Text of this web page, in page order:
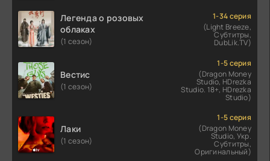
Легенда о розовых
облаках
(1 сезон)
1-34 серия
(Light Breeze,
Субтитры,
DubLik.TV)
Вестис
(1 сезон)
1-5 серия
(Dragon Money
Studio, HDrezka
Studio. 18+, HDrezka
Studio)
Лаки
(1 сезон)
1-5 серия
(Dragon Money
Studio, Укр.
Субтитры,
Оригинальный)